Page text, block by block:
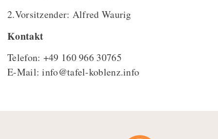
2.Vorsitzender: Alfred Waurig
Kontakt
Telefon: +49 160 966 30765
E-Mail: info@tafel-koblenz.info